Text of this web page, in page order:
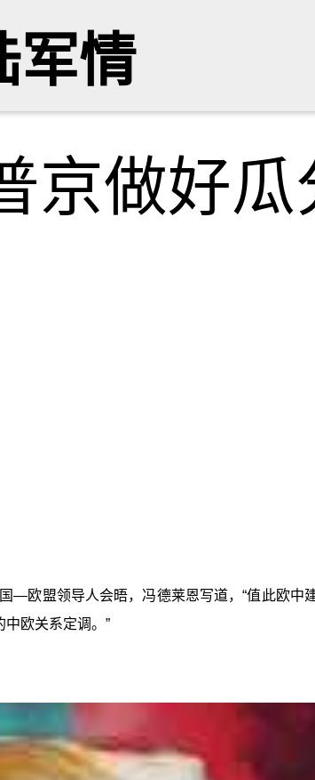
军情
做好瓜
—欧盟领导人会晤，冯德莱恩写道，“值此欧中
欧关系定调。”